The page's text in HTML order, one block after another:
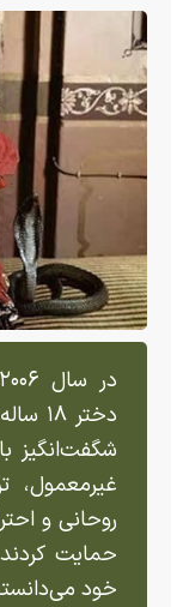
شگفت‌انگیز
غیرمعمول،
روحانی و
حمایت
خود